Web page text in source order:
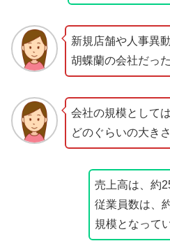
新規店舗や人事異
胡蝶蘭の会社だっ
会社の規模としては
どのぐらいの大き
売上高は、約
従業員数は、
規模となって